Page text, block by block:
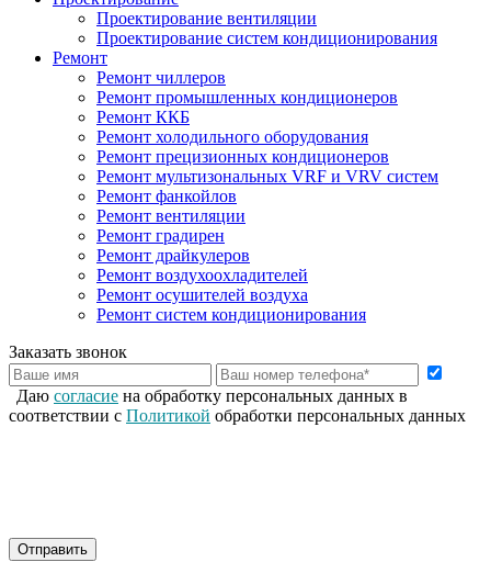
Проектирование вентиляции
Проектирование систем кондиционирования
Ремонт
Ремонт чиллеров
Ремонт промышленных кондиционеров
Ремонт ККБ
Ремонт холодильного оборудования
Ремонт прецизионных кондиционеров
Ремонт мультизональных VRF и VRV систем
Ремонт фанкойлов
Ремонт вентиляции
Ремонт градирен
Ремонт драйкулеров
Ремонт воздухоохладителей
Ремонт осушителей воздуха
Ремонт систем кондиционирования
Заказать звонок
Даю согласие на обработку персональных данных в
соответствии с Политикой обработки персональных данных